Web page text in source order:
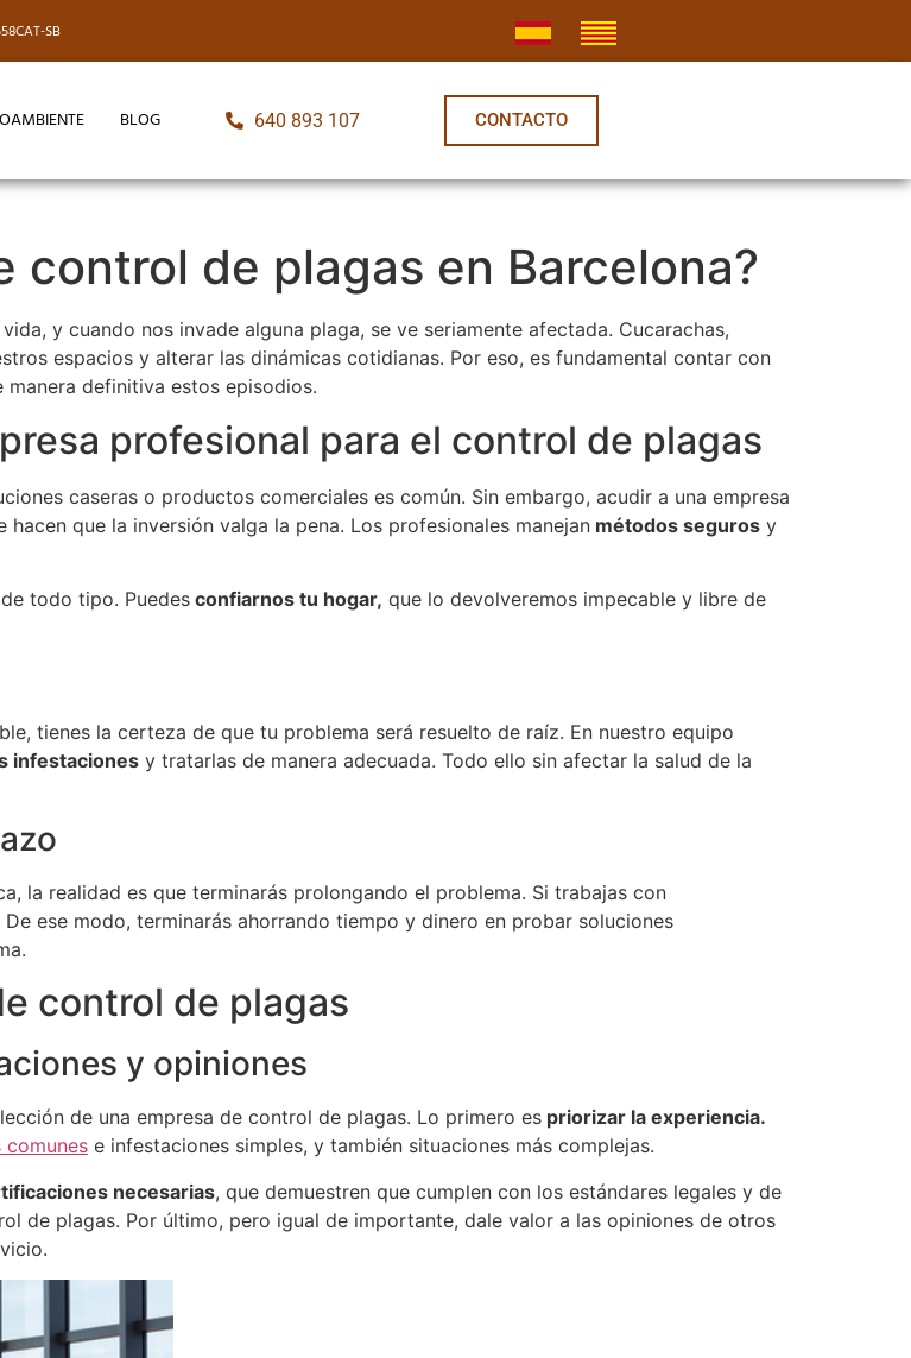
SB
BLOG 640 893 107 CONTACTO
control de plagas en Barcelona?
y cuando nos invade alguna plaga, se ve seriamente afectada. Cucarachas,
espacios y alterar las dinámicas cotidianas. Por eso, es fundamental contar con
definitiva estos episodios.
profesional para el control de plagas
caseras o productos comerciales es común. Sin embargo, acudir a una empresa
que la inversión valga la pena. Los profesionales manejan métodos seguros y
de todo tipo. Puedes confiarnos tu hogar, que lo devolveremos impecable y libre de
tienes la certeza de que tu problema será resuelto de raíz. En nuestro equipo
infestaciones y tratarlas de manera adecuada. Todo ello sin afectar la salud de la
la realidad es que terminarás prolongando el problema. Si trabajas con
ese modo, terminarás ahorrando tiempo y dinero en probar soluciones
control de plagas
y opiniones
de una empresa de control de plagas. Lo primero es priorizar la experiencia.
comunes e infestaciones simples, y también situaciones más complejas.
necesarias, que demuestren que cumplen con los estándares legales y de
de plagas. Por último, pero igual de importante, dale valor a las opiniones de otros